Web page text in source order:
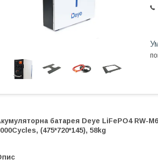
батарея Deye LiFePO4 RW-
(475*720*145), 58kg